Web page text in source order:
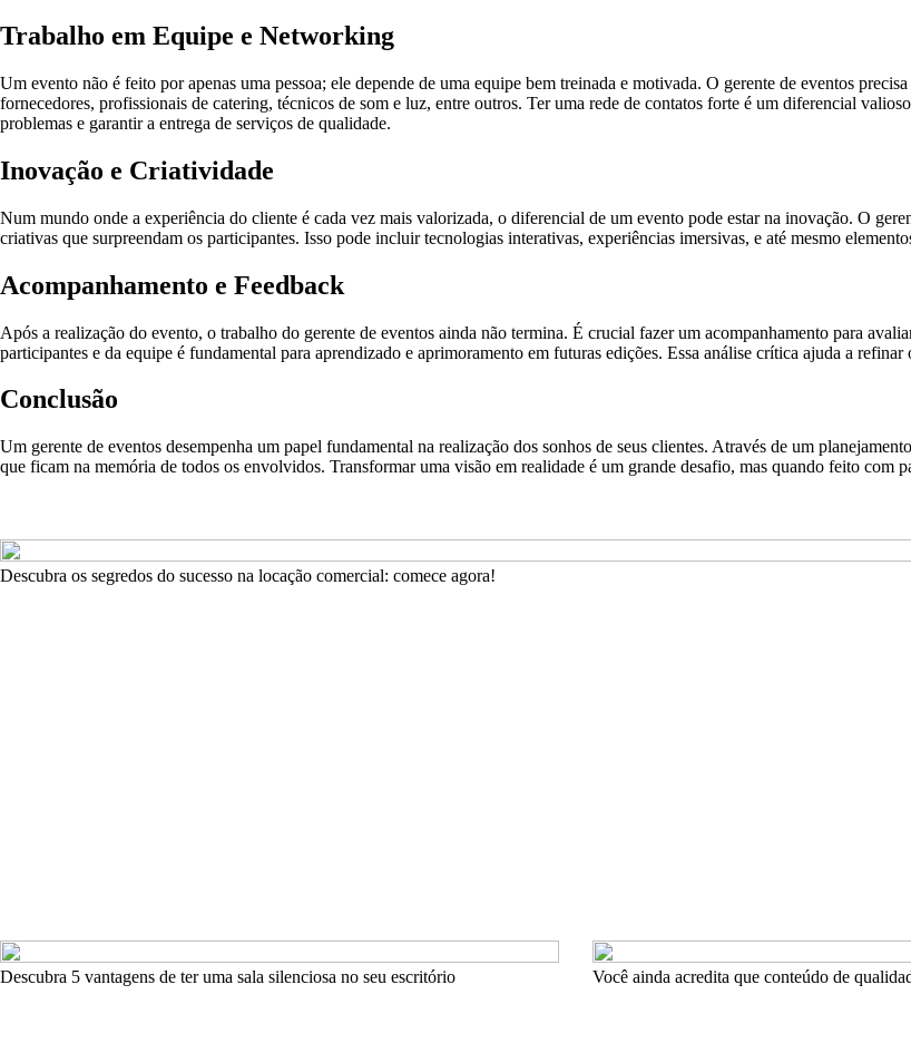
Trabalho em Equipe e Networking
Um evento não é feito por apenas uma pessoa; ele depende de uma equipe bem treinada e motivada. O gerente de eventos
fornecedores, profissionais de catering, técnicos de som e luz, entre outros. Ter uma rede de contatos forte é um diferencial
problemas e garantir a entrega de serviços de qualidade.
Inovação e Criatividade
Num mundo onde a experiência do cliente é cada vez mais valorizada, o diferencial de um evento pode estar na inovação. O
criativas que surpreendam os participantes. Isso pode incluir tecnologias interativas, experiências imersivas, e até mesmo
Acompanhamento e Feedback
Após a realização do evento, o trabalho do gerente de eventos ainda não termina. É crucial fazer um acompanhamento para
participantes e da equipe é fundamental para aprendizado e aprimoramento em futuras edições. Essa análise crítica ajuda a
Conclusão
Um gerente de eventos desempenha um papel fundamental na realização dos sonhos de seus clientes. Através de um
que ficam na memória de todos os envolvidos. Transformar uma visão em realidade é um grande desafio, mas quando feito com
Descubra os segredos do sucesso na locação comercial: comece agora!
Descubra 5 vantagens de ter uma sala silenciosa no seu escritório Você ainda acredita que conteúdo de